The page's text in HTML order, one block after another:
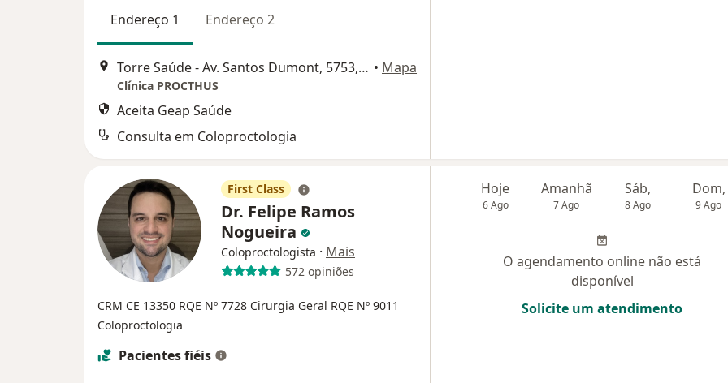
Endereço 1 Endereço 2
Torre Saúde - Av. Santos Dumont, 5753, Complexo São Mateus, salas 1606 e 1607, Fortaleza • Mapa
Clínica PROCTHUS
Aceita Geap Saúde
Consulta em Coloproctologia
First Class
Dr. Felipe Ramos
Nogueira
Coloproctologista · Mais
572 opiniões
CRM CE 13350 RQE Nº 7728 Cirurgia Geral RQE Nº 9011
Coloproctologia
Pacientes fiéis
Hoje
6 Ago
Amanhã
7 Ago
Sáb,
8 Ago
Dom,
9 Ago
O agendamento online não está
disponível
Solicite um atendimento